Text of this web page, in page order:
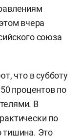
вчера
союза
что в субботу
процентов по
В
по
тишина. Это